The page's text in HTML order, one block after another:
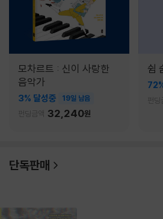
모차르트 : 신이 사랑한
음악가
3% 달성중 19일 남음
펀딩금액 32,240원
쉼
펀딩
단독판매